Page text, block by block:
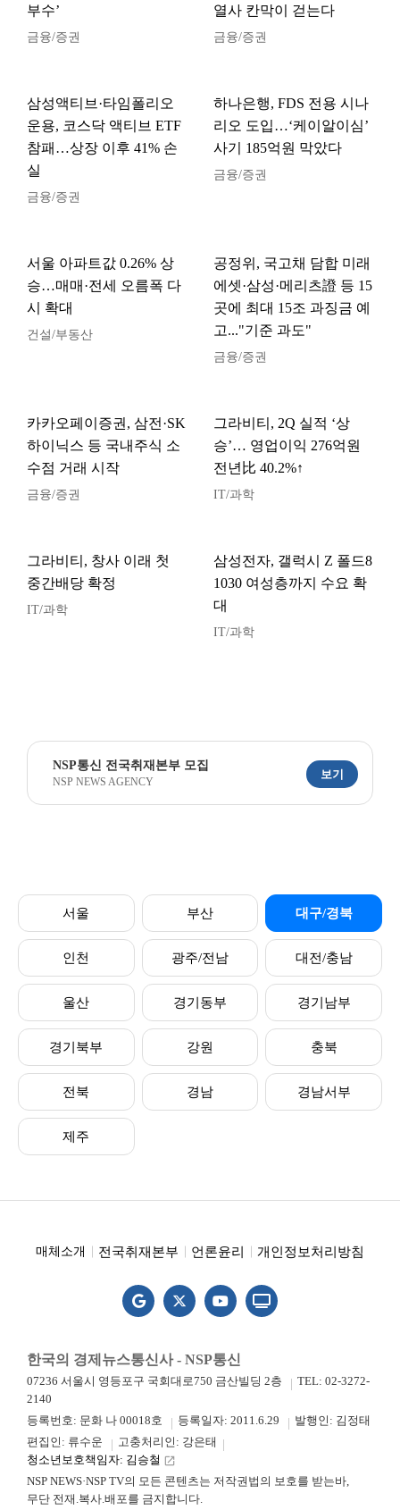
부수’
금융/증권
열사 칸막이 걷는다
금융/증권
삼성액티브·타임폴리오
운용, 코스닥 액티브 ETF
참패…상장 이후 41% 손
실
금융/증권
하나은행, FDS 전용 시나
리오 도입…‘케이알이심’
사기 185억원 막았다
금융/증권
서울 아파트값 0.26% 상
승…매매·전세 오름폭 다
시 확대
건설/부동산
공정위, 국고채 담합 미래
에셋·삼성·메리츠證 등 15
곳에 최대 15조 과징금 예
고..."기준 과도"
금융/증권
카카오페이증권, 삼전·SK
하이닉스 등 국내주식 소
수점 거래 시작
금융/증권
그라비티, 2Q 실적 ‘상
승’… 영업이익 276억원
전년比 40.2%↑
IT/과학
그라비티, 창사 이래 첫
중간배당 확정
IT/과학
삼성전자, 갤럭시 Z 폴드8
1030 여성층까지 수요 확
대
IT/과학
NSP통신 전국취재본부 모집
NSP NEWS AGENCY
보기
서울 부산 대구/경북
인천 광주/전남 대전/충남
울산 경기동부 경기남부
경기북부 강원 충북
전북 경남 경남서부
제주
매체소개 전국취재본부 언론윤리 개인정보처리방침
한국의 경제뉴스통신사 - NSP통신
07236 서울시 영등포구 국회대로750 금산빌딩 2층
TEL: 02-3272-
2140
등록번호: 문화 나 00018호
등록일자: 2011.6.29
발행인: 김정태
편집인: 류수운
고충처리인: 강은태
청소년보호책임자: 김승철 launch
NSP NEWS·NSP TV의 모든 콘텐츠는 저작권법의 보호를 받는바,
무단 전재.복사.배포를 금지합니다.